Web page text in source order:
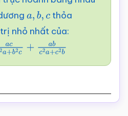
a, b,c thỏa
trị nhỏ nhất của:
cb2a+b2c+abc2